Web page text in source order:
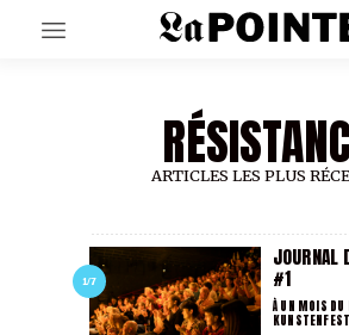
EN CE MOMENT
GRAND ANGLE
AU LARGE
À PROPOS
ARTICLES LES PLUS
1/7
JOURNAL
#1
À UN MOIS DU